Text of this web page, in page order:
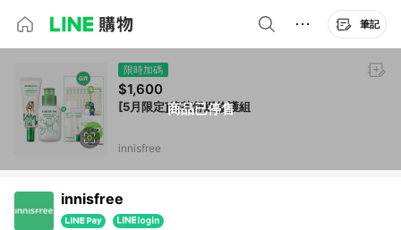
筆記
商品已停售
限時加碼
$1,600
[5月限定]綠茶舒緩修護組
innisfree
innisfree